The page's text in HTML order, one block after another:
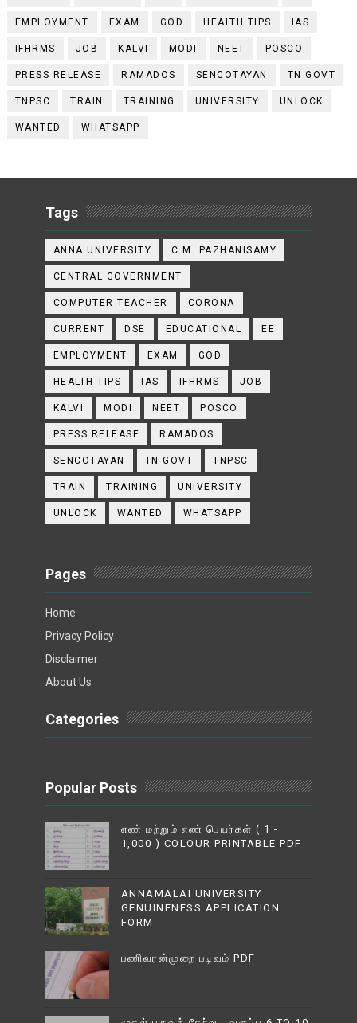
EMPLOYMENT EXAM GOD HEALTH TIPS IAS
IFHRMS JOB KALVI MODI NEET POSCO
PRESS RELEASE RAMADOS SENCOTAYAN TN GOVT
TNPSC TRAIN TRAINING UNIVERSITY UNLOCK
WANTED WHATSAPP
Tags
ANNA UNIVERSITY C.M .PAZHANISAMY
CENTRAL GOVERNMENT
COMPUTER TEACHER CORONA
CURRENT DSE EDUCATIONAL EE
EMPLOYMENT EXAM GOD
HEALTH TIPS IAS IFHRMS JOB
KALVI MODI NEET POSCO
PRESS RELEASE RAMADOS
SENCOTAYAN TN GOVT TNPSC
TRAIN TRAINING UNIVERSITY
UNLOCK WANTED WHATSAPP
Pages
Home
Privacy Policy
Disclaimer
About Us
Categories
Popular Posts
எண் மற்றும் எண் பெயர்கள் ( 1 -
1,000 ) COLOUR PRINTABLE PDF
ANNAMALAI UNIVERSITY
GENUINENESS APPLICATION
FORM
பணிவரன்முறை படிவம் PDF